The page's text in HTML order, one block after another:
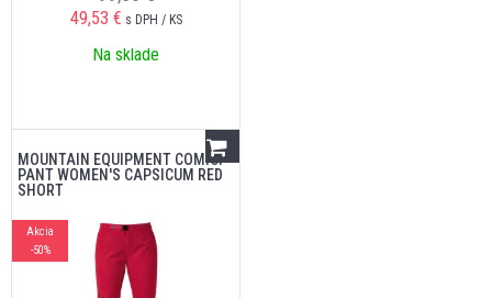
49,53 € s DPH / KS
Na sklade
MOUNTAIN EQUIPMENT COMICI
PANT WOMEN'S CAPSICUM RED
SHORT
Akcia
-50%